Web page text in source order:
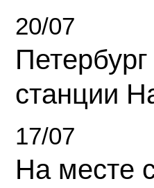
20/07
станции
17/07
На месте